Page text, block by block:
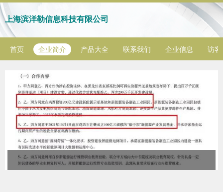
上海滨洋勒信息科技有限公司
首页 企业简介 产品大全 联系我们 企业信息 访客